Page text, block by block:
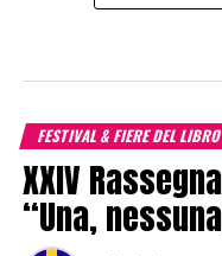
FESTIVAL & FIERE DEL LIBRO
XXIV
“Una,